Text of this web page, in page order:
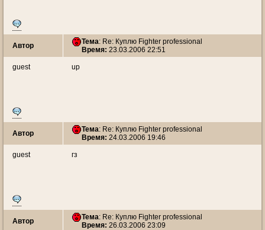
Автор Тема: Re: Куплю Fighter professional
Время: 23.03.2006 22:51
guest up
Автор Тема: Re: Куплю Fighter professional
Время: 24.03.2006 19:46
guest гз
Автор Тема: Re: Куплю Fighter professional
Время: 26.03.2006 23:09